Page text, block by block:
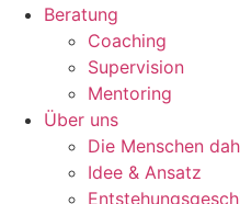
Beratung
Coaching
Supervision
Mentoring
Über uns
Die Menschen
Idee & Ansatz